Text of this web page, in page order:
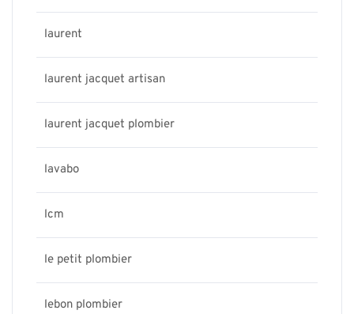
laurent
laurent jacquet artisan
laurent jacquet plombier
lavabo
lcm
le petit plombier
lebon plombier